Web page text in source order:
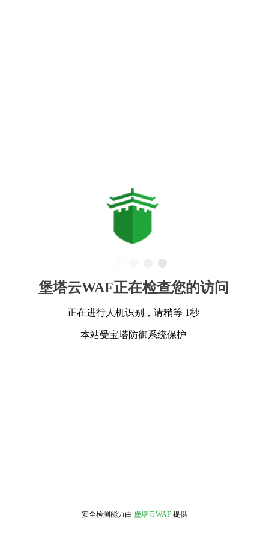
堡塔云WAF正在检查您的访问
正在进行人机识别，请稍等 1秒
本站受宝塔防御系统保护
安全检测能力由 堡塔云WAF 提供